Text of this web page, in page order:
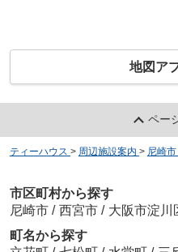
地図ア
ペー
ティーハウス > 周辺施設案内 > 尼崎市
市区町村から探す
尼崎市 / 西宮市 / 大阪市淀川
町名から探す